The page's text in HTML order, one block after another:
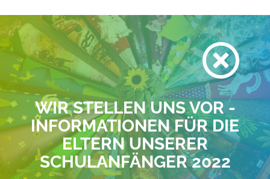
WIR STELLEN UNS VOR -
INFORMATIONEN FÜR DIE
ELTERN UNSERER
SCHULANFÄNGER 2022